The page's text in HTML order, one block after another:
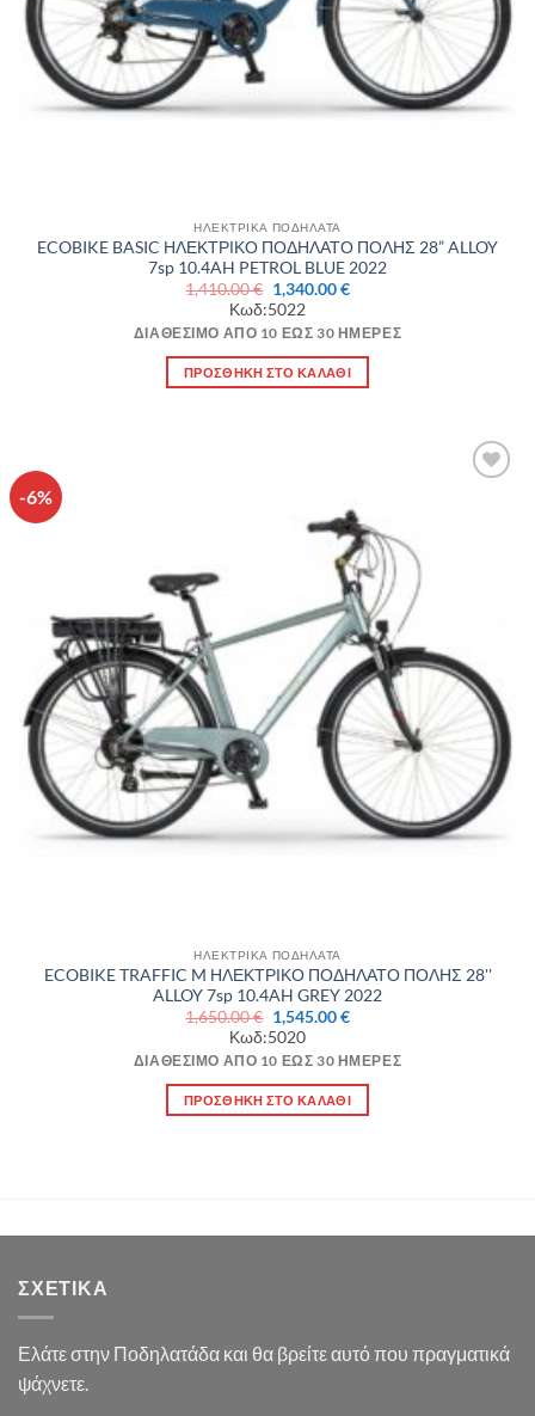
ΗΛΕΚΤΡΙΚΑ ΠΟΔΗΛΑΤΑ
ECOBIKE BASIC ΗΛΕΚΤΡΙΚΟ ΠΟΔΗΛΑΤΟ ΠΟΛΗΣ 28” ALLOY
7sp 10.4AH PETROL BLUE 2022
1,410.00€ Original
price
was:
1,410.00 €.
1,340.00€Η
είναι:
Κωδ:5022
ΔΙΑΘΈΣΙΜΟ ΑΠΌ 10 ΈΩΣ 30 ΗΜΈΡΕΣ
ΠΡΟΣΘΉΚΗ ΣΤΟ ΚΑΛΆΘΙ
-6%
ΗΛΕΚΤΡΙΚΑ ΠΟΔΗΛΑΤΑ
ECOBIKE TRAFFIC M ΗΛΕΚΤΡΙΚΟ ΠΟΔΗΛΑΤΟ ΠΟΛΗΣ 28''
ALLOY 7sp 10.4AH GREY 2022
1,650.00€ Original
price
was:
1,650.00 €.
1,545.00€Η
είναι:
Κωδ:5020
ΔΙΑΘΈΣΙΜΟ ΑΠΌ 10 ΈΩΣ 30 ΗΜΈΡΕΣ
ΠΡΟΣΘΉΚΗ ΣΤΟ ΚΑΛΆΘΙ
ΣΧΕΤΙΚΆ
Ελάτε στην Ποδηλατάδα και θα βρείτε αυτό που πραγματικά
ψάχνετε.